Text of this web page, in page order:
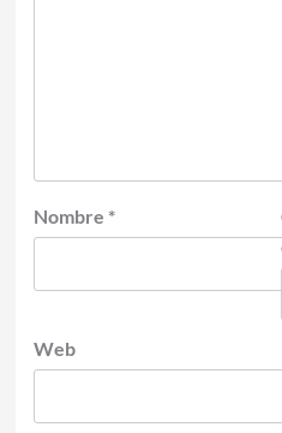
Nombre *
Web